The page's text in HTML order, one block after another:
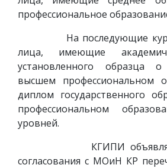
профессиональное
На последующие
лица, имеющие
установленного образца о
высшем профессиональном
диплом государственного
профессиональном
уровней.
КГИПИ объявляет
согласования с МОиН КР